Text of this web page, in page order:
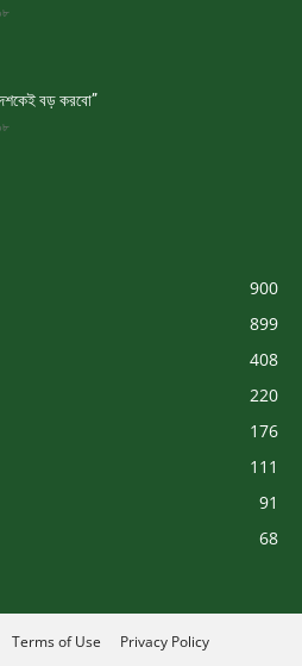
বড় করবো”
900
899
408
220
176
111
91
68
Terms of Use Privacy Policy